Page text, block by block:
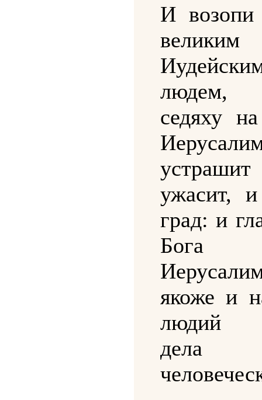
И возопи
великим
седяху
ужасит,
град: и
Бога
якоже и
людий
дела